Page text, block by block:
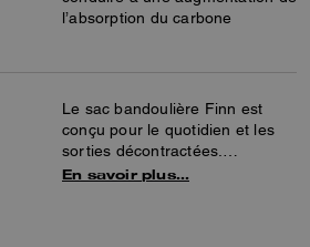
l’absorption du carbone
Le sac bandoulière Finn est
conçu pour le quotidien et les
sorties décontractées.
Confectionné en denim exclusif,
En savoir plus…